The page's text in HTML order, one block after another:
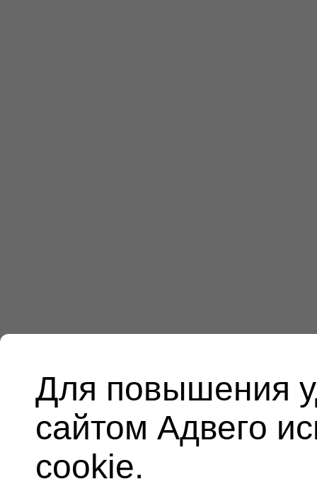
Для повышения
сайтом Адвего
cookie.